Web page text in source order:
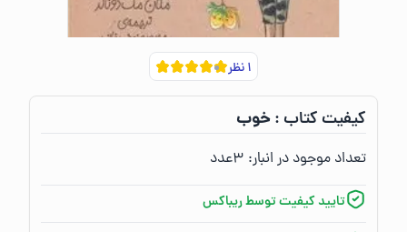
۱نظر
کیفیت کتاب :‌خوب
تعداد موجود در انبار:‌ ۳عدد
تایید کیفیت توسط ریباکس